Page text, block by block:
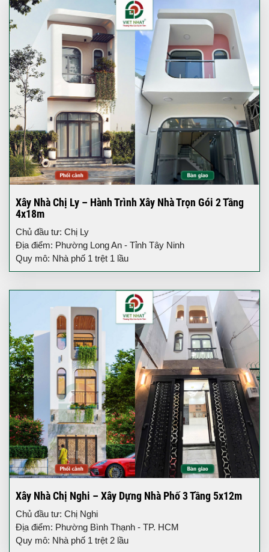
Xây Nhà Chị Ly – Hành Trình Xây Nhà Trọn Gói 2 Tầng
4x18m
Chủ đầu tư: Chị Ly
Địa điểm: Phường Long An - Tỉnh Tây Ninh
Quy mô: Nhà phố 1 trệt 1 lầu
Xây Nhà Chị Nghi – Xây Dựng Nhà Phố 3 Tầng 5x12m
Chủ đầu tư: Chị Nghi
Địa điểm: Phường Bình Thạnh - TP. HCM
Quy mô: Nhà phố 1 trệt 2 lầu